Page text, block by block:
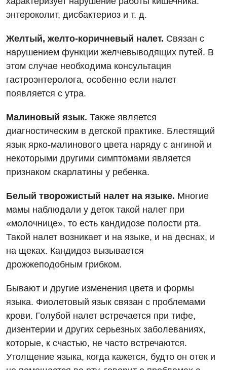
Рентгенография
Эндоскопическое отделение
Для взрослых
Акушерство и гинекология
Аллергология, иммунология
Бесплатные услуги
Гастроэнтерология
Гематология
Гинекологическое отделение
Дерматовенерология
Дневной стационар
Кардиология
Кардиохирургия
Маммология
Отделение неотложных состояний
Офтальмологическое отделение
Педиатрическое отделение
Скорая медицинская помощь
Травматологическое отделение
Урологическое отделение
Хирургическое отделение
Лечение острого инфаркта
Украинский
Русский
энтероколит, дисбактериоз и т. д.
Желтый, желто-коричневый налет. Связан с
нарушением функции желчевыводящих путей. В
этом случае необходима консультация
гастроэнтеролога, особенно если налет
появляется с утра.
Малиновый язык. Также является
диагностическим в детской практике. Блестящий
язык ярко-малинового цвета наряду с ангиной и
некоторыми другими симптомами является
признаком скарлатины у ребенка.
Белый творожистый налет на языке. Многие
мамы наблюдали у деток такой налет при
«молочнице», то есть кандидозе полости рта.
Такой налет возникает и на языке, и на деснах, и
на щеках. Кандидоз вызывается
дрожжеподобным грибком.
Бывают и другие изменения цвета и формы
языка. Фиолетовый язык связан с проблемами
крови. Голубой налет встречается при тифе,
дизентерии и других серьезных заболеваниях,
которые, к счастью, не часто встречаются.
Утолщение языка, когда кажется, будто он отек и